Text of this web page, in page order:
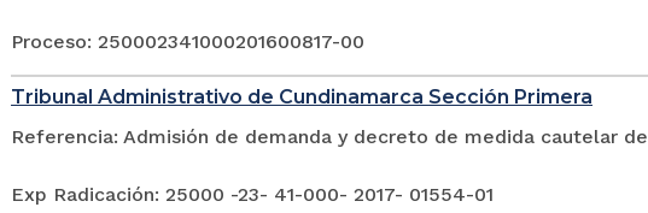
Proceso: 250002341000201600817-00
Tribunal Administrativo de Cundinamarca Sección Primera
Referencia: Admisión de demanda y decreto de medida cautelar
Exp Radicación: 25000 -23- 41-000- 2017- 01554-01